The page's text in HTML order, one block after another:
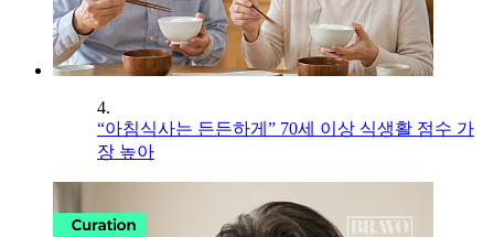
4.
“아침식사는 든든하게” 70세 이상 식생활 점수 가
장 높아